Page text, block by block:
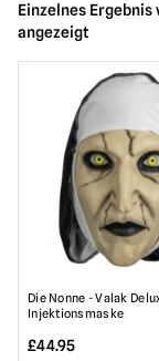
Einzelnes Ergebnis
angezeigt
Die Nonne - Valak
Injektionsmaske
£44.95